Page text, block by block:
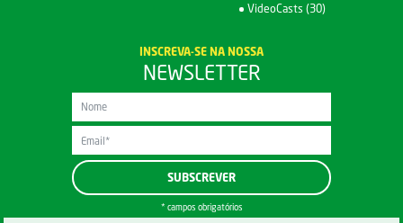
VideoCasts (30)
INSCREVA-SE NA NOSSA
NEWSLETTER
* campos obrigatórios